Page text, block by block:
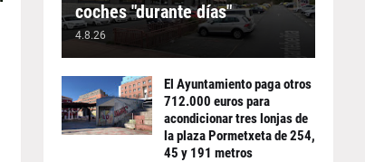
coches "durante días"
4.8.26
El Ayuntamiento paga otros
712.000 euros para
acondicionar tres lonjas de
la plaza Pormetxeta de 254,
45 y 191 metros